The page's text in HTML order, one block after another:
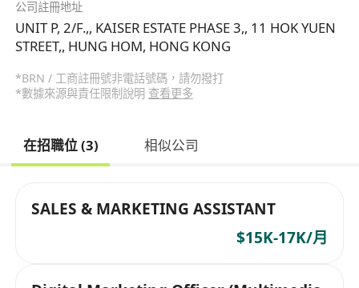
公司註冊地址
UNIT P, 2/F.,, KAISER ESTATE PHASE 3,, 11 HOK YUEN
STREET,, HUNG HOM, HONG KONG
*BRN / 工商註冊號非電話號碼，請勿撥打
*數據來源與責任限制說明 查看更多
在招職位 (3) 相似公司
SALES & MARKETING ASSISTANT
$15K-17K/月